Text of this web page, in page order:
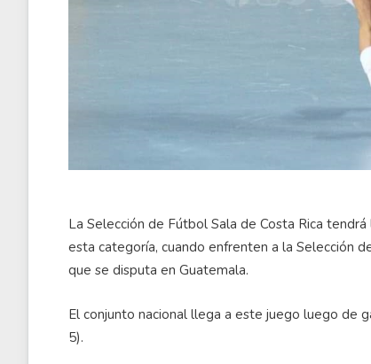
La Selección de Fútbol Sala de Costa Rica
esta categoría, cuando enfrenten a la Selección
que se disputa en Guatemala.
El conjunto nacional llega a este juego luego de
5).